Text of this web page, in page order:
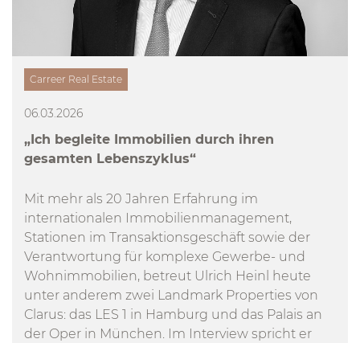
Carreer Real Estate
06.03.2026
„Ich begleite Immobilien durch ihren
gesamten Lebenszyklus“
Mit mehr als 20 Jahren Erfahrung im
internationalen Immobilienmanagement,
Stationen im Transaktionsgeschäft sowie der
Verantwortung für komplexe Gewerbe- und
Wohnimmobilien, betreut Ulrich Heinl heute
unter anderem zwei Landmark Properties von
Clarus: das LES 1 in Hamburg und das Palais an
der Oper in München. Im Interview spricht er